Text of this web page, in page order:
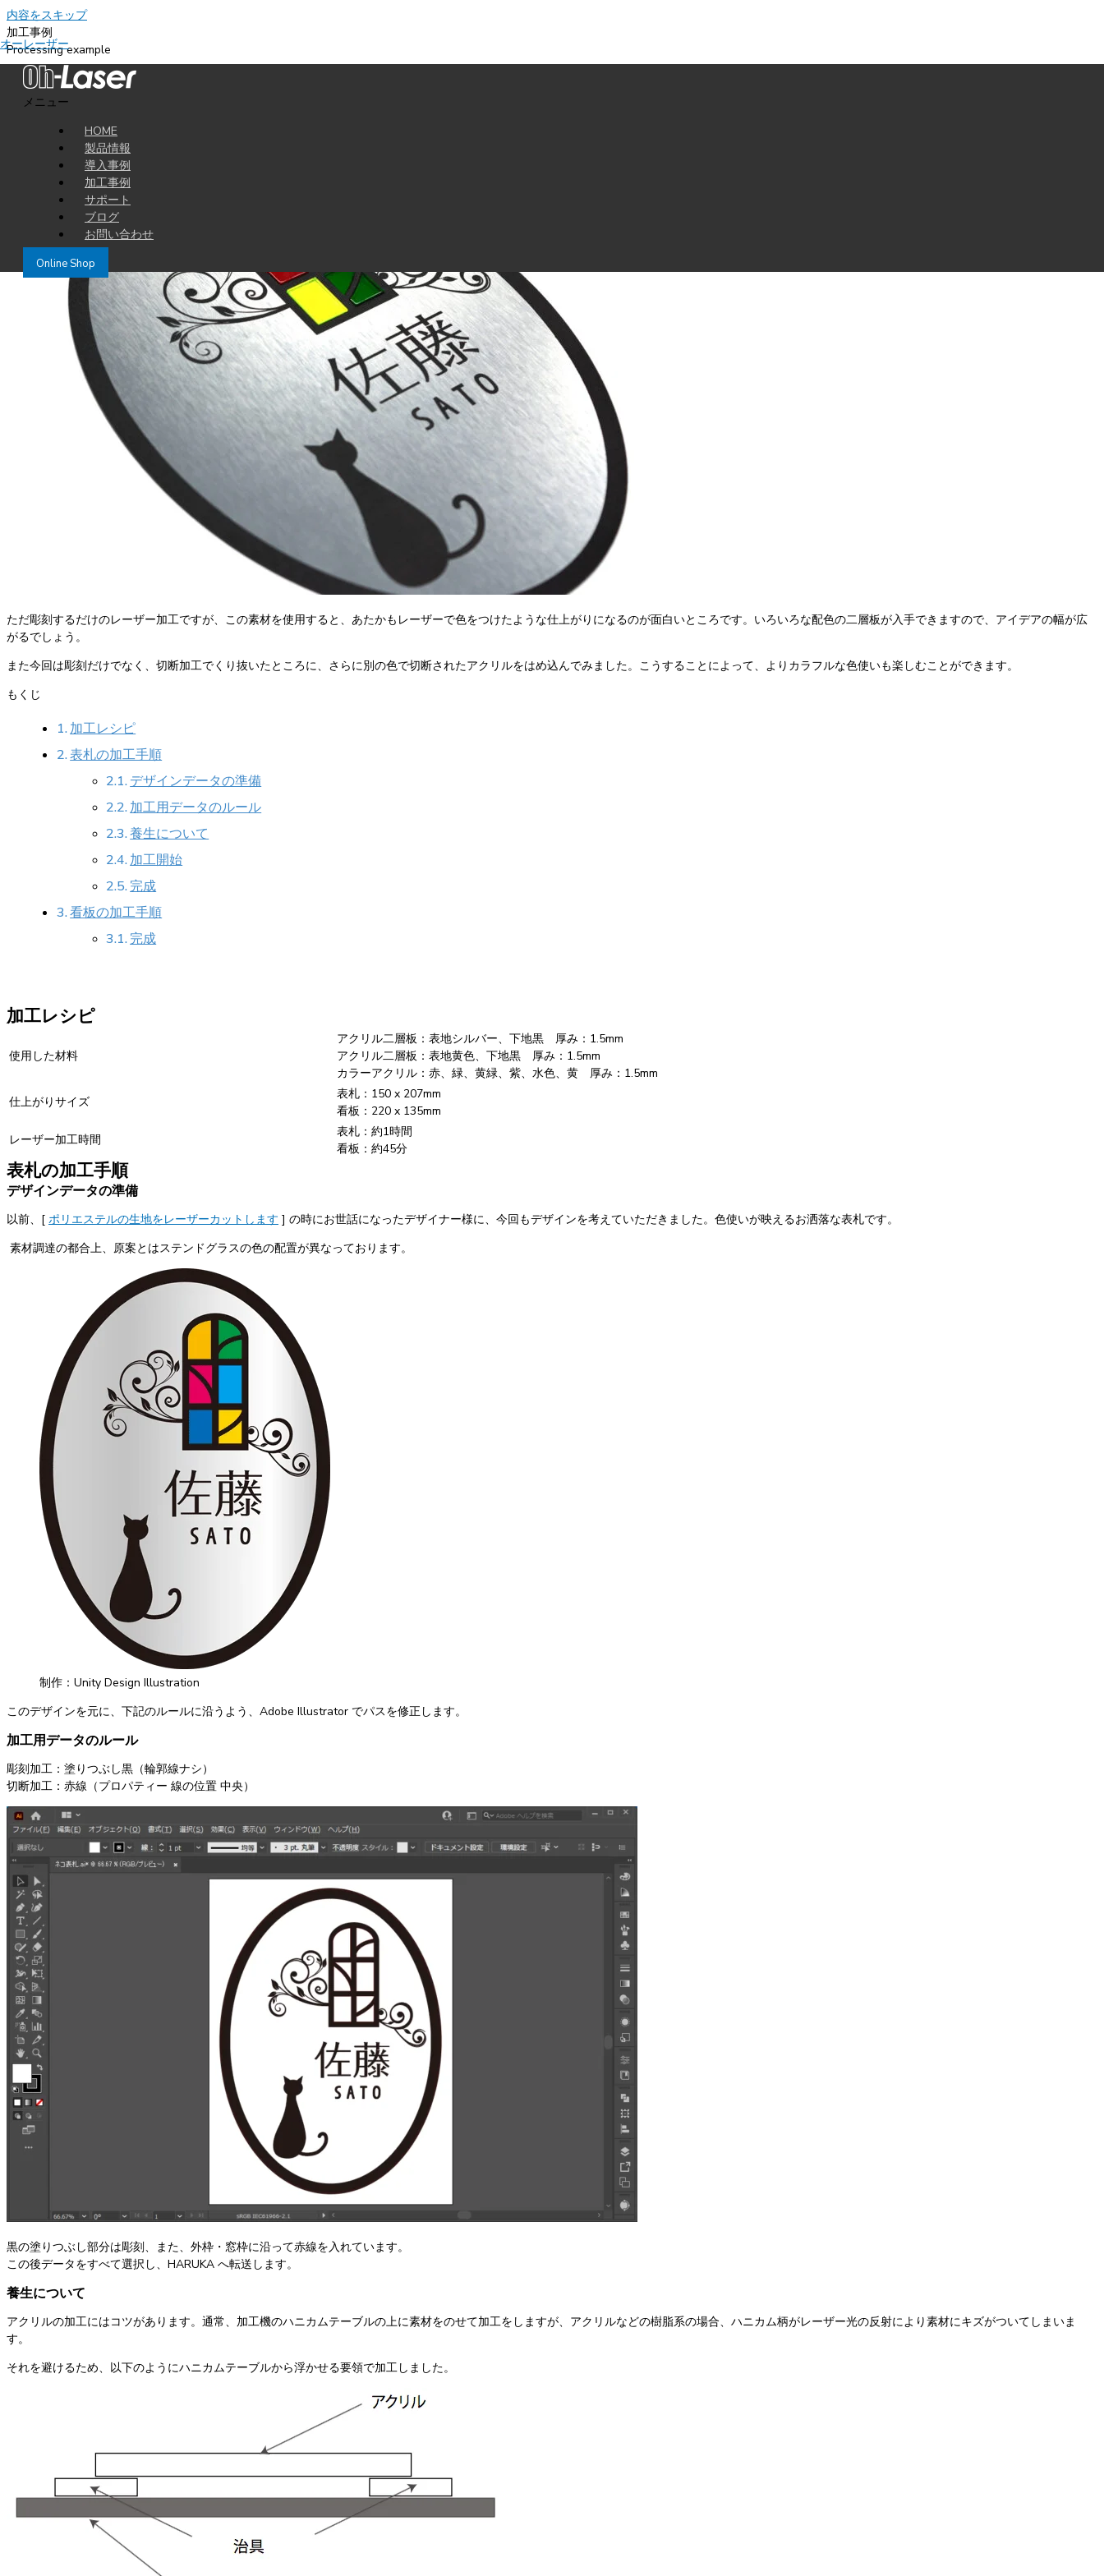
内容をスキップ
オーレーザー
メニュー
HOME
製品情報
導入事例
加工事例
サポート
ブログ
お問い合わせ
Online Shop
加工事例
Processing example
2015-10-19
アクリル系二層板をレーザーで加工します
レーザー加工ではポピュラーな商材である、アクリル系二層板を加工してみました。
二層板というのは、色の違う二つのアクリルが層に重なっていて、彫刻加工を施すと表面とは別の色のアクリルが現れるというものです。
ただ彫刻するだけのレーザー加工ですが、この素材を使用すると、あたかもレーザーで色をつけたような仕上がりになるのが面白いところです。いろいろな配色の二層板が入手できますので、アイデアの幅が広
がるでしょう。
また今回は彫刻だけでなく、切断加工でくり抜いたところに、さらに別の色で切断されたアクリルをはめ込んでみました。こうすることによって、よりカラフルな色使いも楽しむことができます。
もくじ
加工レシピ
表札の加工手順
デザインデータの準備
加工用データのルール
養生について
加工開始
完成
看板の加工手順
完成
加工レシピ
使用した材料
アクリル二層板：表地シルバー、下地黒 厚み：1.5mm
アクリル二層板：表地黄色、下地黒 厚み：1.5mm
カラーアクリル：赤、緑、黄緑、紫、水色、黄 厚み：1.5mm
仕上がりサイズ
表札：150 x 207mm
看板：220 x 135mm
レーザー加工時間
表札：約1時間
看板：約45分
表札の加工手順
デザインデータの準備
以前、[ ポリエステルの生地をレーザーカットします ] の時にお世話になったデザイナー様に、今回もデザインを考えていただきました。色使いが映えるお洒落な表札です。
素材調達の都合上、原案とはステンドグラスの色の配置が異なっております。
制作：Unity Design Illustration
このデザインを元に、下記のルールに沿うよう、Adobe Illustrator でパスを修正します。
加工用データのルール
彫刻加工：塗りつぶし黒（輪郭線ナシ）
切断加工：赤線（プロパティー 線の位置 中央）
黒の塗りつぶし部分は彫刻、また、外枠・窓枠に沿って赤線を入れています。
この後データをすべて選択し、HARUKA へ転送します。
養生について
アクリルの加工にはコツがあります。通常、加工機のハニカムテーブルの上に素材をのせて加工をしますが、アクリルなどの樹脂系の場合、ハニカム柄がレーザー光の反射により素材にキズがついてしまいま
す。
それを避けるため、以下のようにハニカムテーブルから浮かせる要領で加工しました。